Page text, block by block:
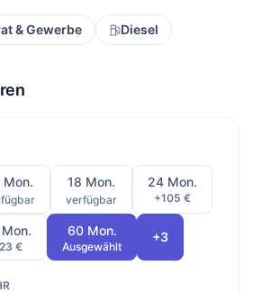
& Gewerbe Diesel
Mon. 18 Mon.
verfügbar
24 Mon.
+105 €
€
60 Mon.
Ausgewählt
+3